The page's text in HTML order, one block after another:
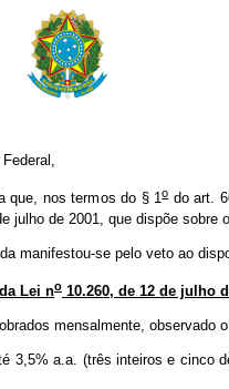
que, nos termos do § 1odo art.
julho de 2001, que dispõe sobre
manifestou-se pelo veto ao
da Lei no 10.260, de 12 de julho
mensalmente, observado
3,5% a.a. (três inteiros e cinco